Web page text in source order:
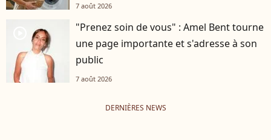
7 août 2026
"Prenez soin de vous" : Amel Bent tourne
une page importante et s'adresse à son
public
7 août 2026
DERNIÈRES NEWS